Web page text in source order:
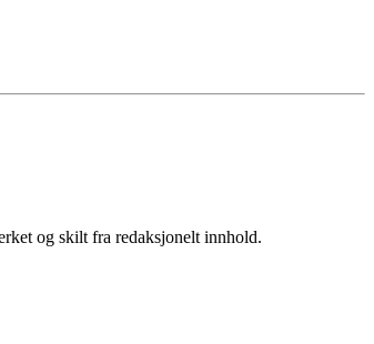
og skilt fra redaksjonelt innhold.